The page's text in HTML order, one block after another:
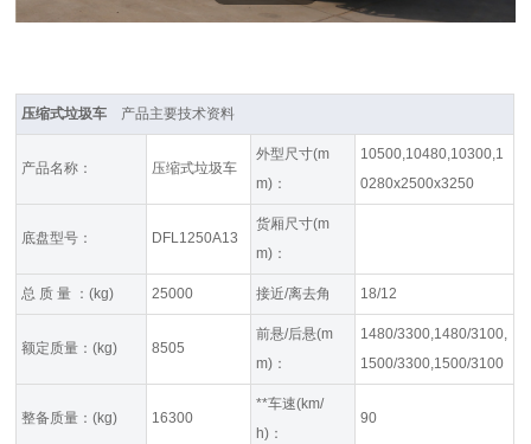
压缩式垃圾车 产品主要技术资料
产品名称： 压缩式垃圾车
外型尺寸(m
m)：
10500,10480,10300,1
0280x2500x3250
底盘型号： DFL1250A13
货厢尺寸(m
m)：
总 质 量 ：(kg) 25000 接近/离去角 18/12
额定质量：(kg) 8505
前悬/后悬(m
m)：
1480/3300,1480/3100,
1500/3300,1500/3100
整备质量：(kg) 16300
**车速(km/
h)：
90